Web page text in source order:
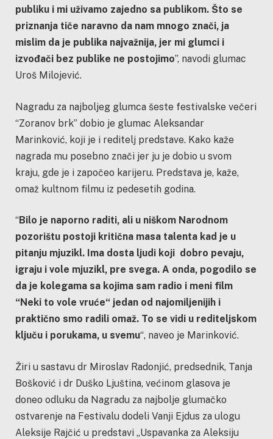
publiku i mi uživamo zajedno sa publikom. Što se
priznanja tiče naravno da nam mnogo znači, ja
mislim da je publika najvažnija, jer mi glumci i
izvođači bez publike ne postojimo”, navodi glumac
Uroš Milojević.
Nagradu za najboljeg glumca šeste festivalske večeri
“Zoranov brk” dobio je glumac Aleksandar
Marinković, koji je i reditelj predstave. Kako kaže
nagrada mu posebno znači jer ju je dobio u svom
kraju, gde je i započeo karijeru. Predstava je, kaže,
omaž kultnom filmu iz pedesetih godina.
“Bilo je naporno raditi, ali u niškom Narodnom
pozorištu postoji kritična masa talenta kad je u
pitanju mjuzikl. Ima dosta ljudi koji dobro pevaju,
igraju i vole mjuzikl, pre svega. A onda, pogodilo se
da je kolegama sa kojima sam radio i meni film
“Neki to vole vruće“ jedan od najomiljenijih i
praktično smo radili omaž. To se vidi u rediteljskom
ključu i porukama, u svemu“, naveo je Marinković.
Žiri u sastavu dr Miroslav Radonjić, predsednik, Tanja
Bošković i dr Duško Ljuština, većinom glasova je
doneo odluku da Nagradu za najbolje glumačko
ostvarenje na Festivalu dodeli Vanji Ejdus za ulogu
Aleksije Rajčić u predstavi „Uspavanka za Aleksiju